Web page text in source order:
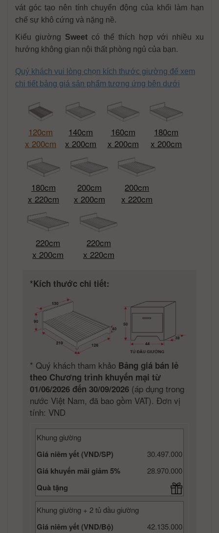
vát góc tạo nên tính chuyển động của khối làm hạn
chế sự khô cứng và nặng nề.
Kiểu giường Sweet có thể thích hợp với nhiều xu
hướng không gian nội thất phòng ngủ của bạn.
Quý khách vui lòng chọn kích thước giường để xem
chi tiết bảng giá sản phẩm tương ứng bên dưới
120cm
x 200cm
140cm
x 200cm
160cm
x 200cm
180cm
x 200cm
180cm
x 220cm
200cm
x 200cm
200cm
x 220cm
220cm
x 200cm
220cm
x 220cm
*Kích thước chi tiết:
* Quý khách tham khảo Bảng giá bán lẻ
theo Chương trình khuyến mại từ
01/06/2026 đến 30/09/2026 (áp dụng trong
nước Việt Nam, đã bao gồm VAT). Đơn vị
tính: VND
Khung giường
30.497.000
Giá niêm yết (VND/SP)
28.970.000
Giá khuyến mãi giảm 5%
Quà tặng
Khung giường + 2 tủ đầu giường
42.135.000
Giá niêm yết (VND/Bộ)